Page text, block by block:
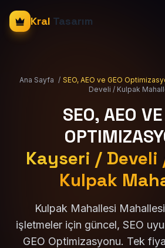
Kral Tasarım
Ana Sayfa / SEO, AEO ve GEO
Develi / Kulpak
SEO, AEO
Kayseri / Develi
Kulpak
Kulpak Mahallesi
işletmeler için güncel, SEO
GEO Optimizasyonu. Tek